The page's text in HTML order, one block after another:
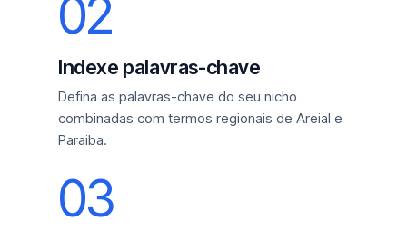
02
Indexe palavras-chave
Defina as palavras-chave do seu nicho
combinadas com termos regionais de Areial e
Paraiba.
03